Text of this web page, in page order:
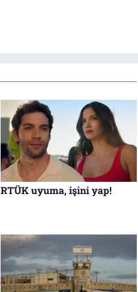
RTÜK uyuma, işini yap!